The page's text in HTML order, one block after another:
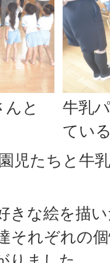
と
牛乳
てい
児たちと牛
きな絵を描
それぞれの